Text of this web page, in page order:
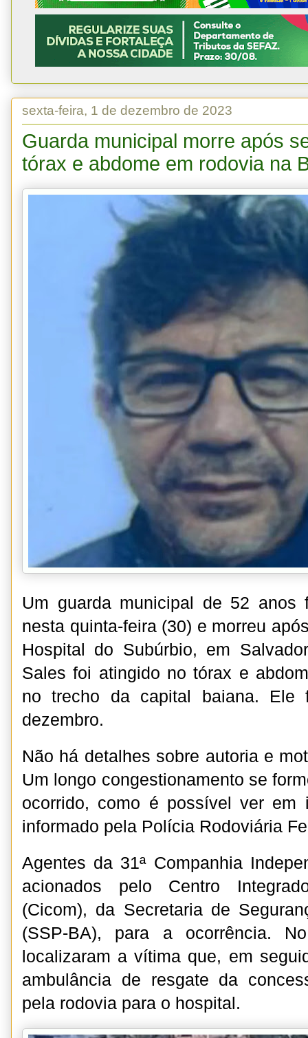
sexta-feira, 1 de dezembro de 2023
Guarda municipal morre após
tórax e abdome em rodovia na
Um guarda municipal de 52 anos
nesta quinta-feira (30) e morreu
Hospital do Subúrbio, em
Sales foi atingido no tórax e
no trecho da capital baiana. Ele
dezembro.
Não há detalhes sobre autoria e
Um longo congestionamento se
ocorrido, como é possível ver em
informado pela Polícia Rodoviária
Agentes da 31ª Companhia
acionados pelo Centro
(Cicom), da Secretaria de
(SSP-BA), para a ocorrência.
localizaram a vítima que, em
ambulância de resgate da
pela rodovia para o hospital.